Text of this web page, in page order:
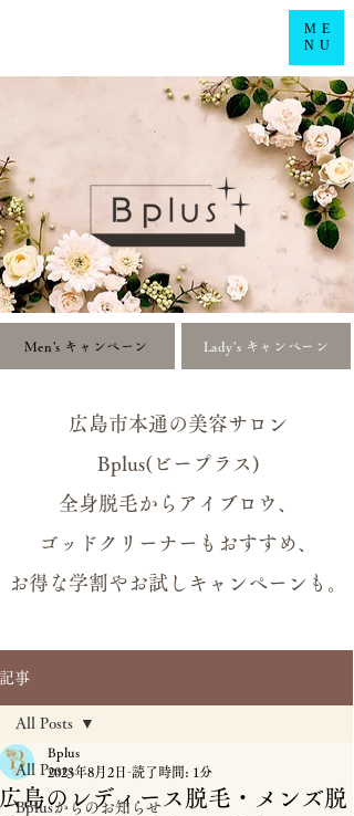
Men's キャンペーン Lady's キャンペーン
広島市本通の美容サロン
Bplus(ビープラス)
全身脱毛からアイブロウ、
ゴッドクリーナーもおすすめ、
お得な学割やお試しキャンペーンも。
ME
NU
記事
All Posts
Bplusからのお知らせ
All Posts
広島のレディース脱毛・メンズ脱
Bplus
2023年8月2日 読了時間: 1分